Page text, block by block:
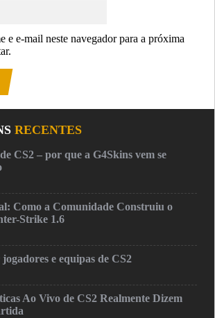
e e-mail neste navegador para a próxima
RECENTES
CS2 – por que a G4Skins vem se
Como a Comunidade Construiu o
Strike 1.6
e equipas de CS2
Ao Vivo de CS2 Realmente Dizem